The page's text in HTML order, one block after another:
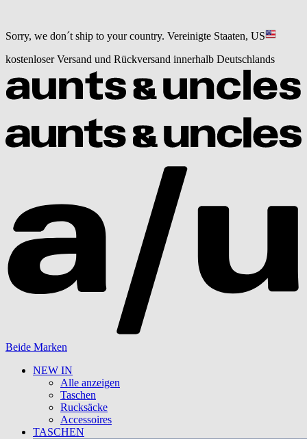
Sorry, we don´t ship to your country. Vereinigte Staaten, US
kostenloser Versand und Rückversand innerhalb Deutschlands
Beide Marken
NEW IN
Alle anzeigen
Taschen
Rucksäcke
Accessoires
TASCHEN